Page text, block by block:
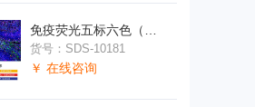
货号：SDS-10181
￥ 在线咨询